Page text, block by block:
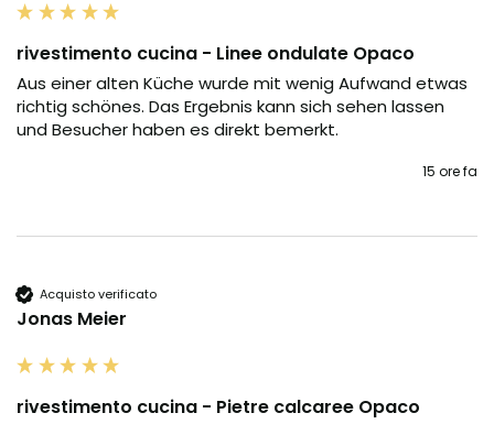
rivestimento cucina - Linee ondulate Opaco
Aus einer alten Küche wurde mit wenig Aufwand etwas
richtig schönes. Das Ergebnis kann sich sehen lassen
und Besucher haben es direkt bemerkt.
15 ore fa
Acquisto verificato
Jonas Meier
rivestimento cucina - Pietre calcaree Opaco